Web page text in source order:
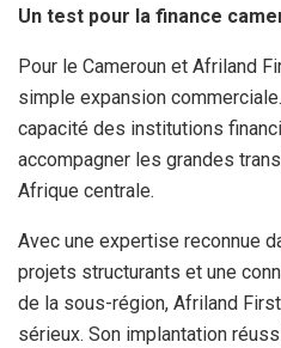
Un test pour la finance
Pour le Cameroun et Afriland
simple expansion
capacité des institutions
accompagner les grandes
Afrique centrale.
Avec une expertise reconnue
projets structurants et une
de la sous-région, Afriland
sérieux. Son implantation